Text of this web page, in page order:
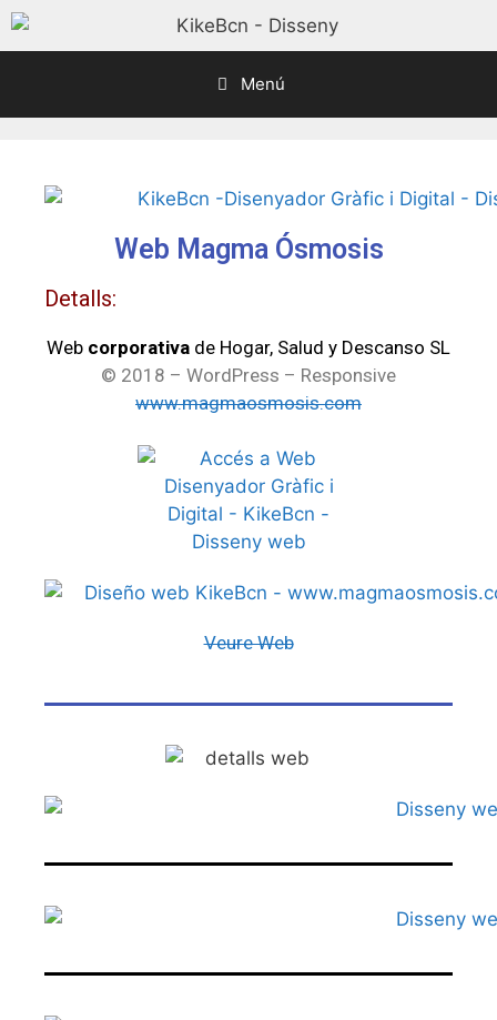
Menú
Web Magma Ósmosis
Detalls:
Web corporativa de Hogar, Salud y Descanso SL
© 2018 – WordPress – Responsive
www.magmaosmosis.com
Veure Web